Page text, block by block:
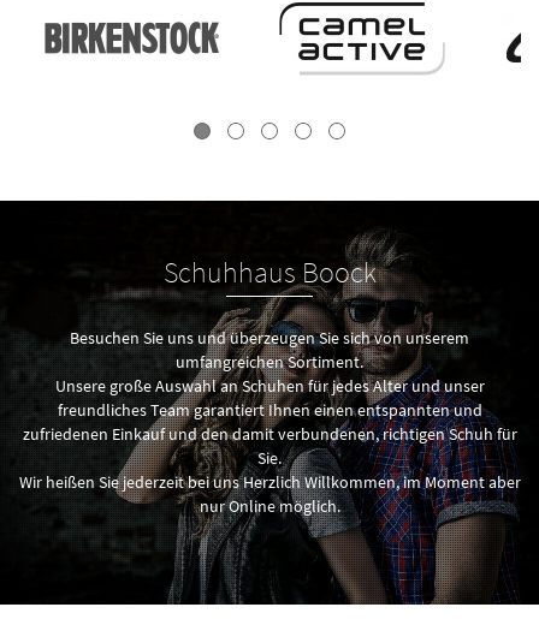
Schuhhaus Boock
Besuchen Sie uns und überzeugen Sie sich von unserem
umfangreichen Sortiment.
Unsere große Auswahl an Schuhen für jedes Alter und unser
freundliches Team garantiert Ihnen einen entspannten und
zufriedenen Einkauf und den damit verbundenen, richtigen Schuh für
Sie.
Wir heißen Sie jederzeit bei uns Herzlich Willkommen, im Moment aber
nur Online möglich.